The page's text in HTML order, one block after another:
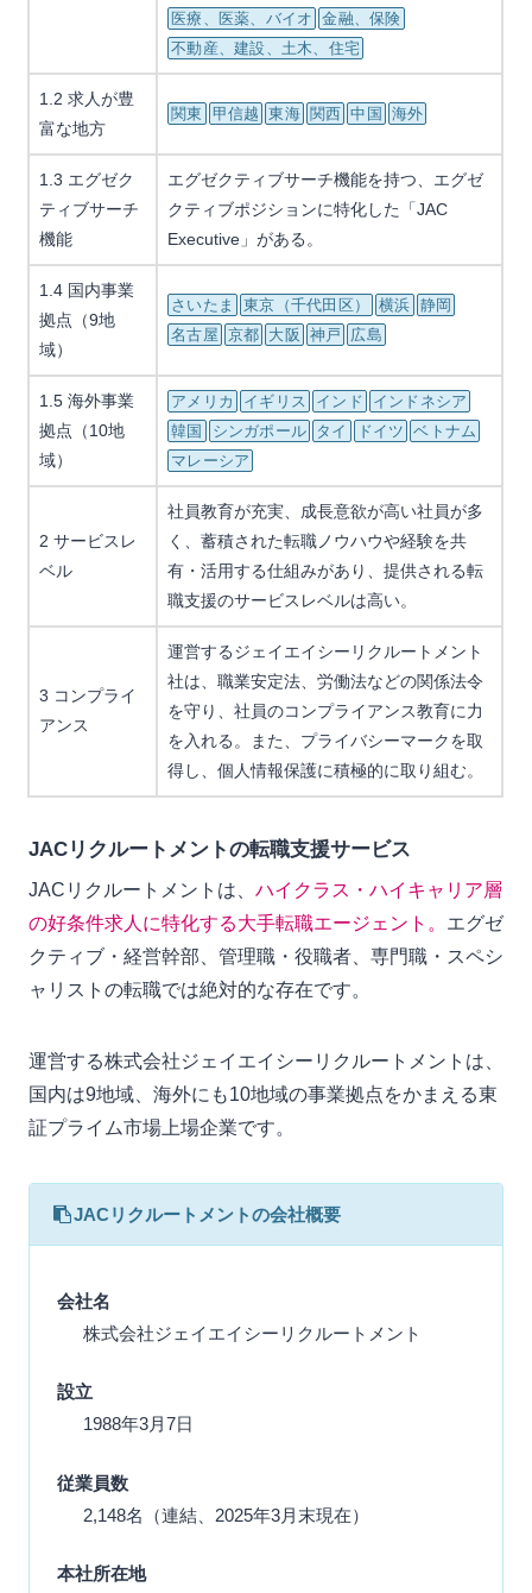
医療、医薬、バイオ
金融、保険
不動産、建設、土木、住宅
1.2 求人が豊
富な地方
関東 甲信越 東海 関西 中国 海外
1.3 エグゼク
ティブサーチ
機能
エグゼクティブサーチ機能を持つ、エグゼ
クティブポジションに特化した「JAC
Executive」がある。
1.4 国内事業
拠点（9地
域）
さいたま 東京（千代田区） 横浜 静岡
名古屋 京都 大阪 神戸 広島
1.5 海外事業
拠点（10地
域）
アメリカ イギリス インド
インドネシア
韓国
シンガポール タイ ドイツ
ベトナム
マレーシア
2 サービスレ
ベル
社員教育が充実、成長意欲が高い社員が多
く、蓄積された転職ノウハウや経験を共
有・活用する仕組みがあり、提供される転
職支援のサービスレベルは高い。
3 コンプライ
アンス
運営するジェイエイシーリクルートメント
社は、職業安定法、労働法などの関係法令
を守り、社員のコンプライアンス教育に力
を入れる。また、プライバシーマークを取
得し、個人情報保護に積極的に取り組む。
JACリクルートメントの転職支援サービス
JACリクルートメントは、 ハイクラス・ハイキャリア層
の好条件求人に特化する大手転職エージェント。 エグゼ
クティブ・経営幹部、管理職・役職者、専門職・スペシ
ャリストの転職では絶対的な存在です。
運営する株式会社ジェイエイシーリクルートメントは、
国内は9地域、海外にも10地域の事業拠点をかまえる東
証プライム市場上場企業です。
JACリクルートメントの会社概要
会社名
株式会社ジェイエイシーリクルートメント
設立
1988年3月7日
従業員数
2,148名（連結、2025年3月末現在）
本社所在地